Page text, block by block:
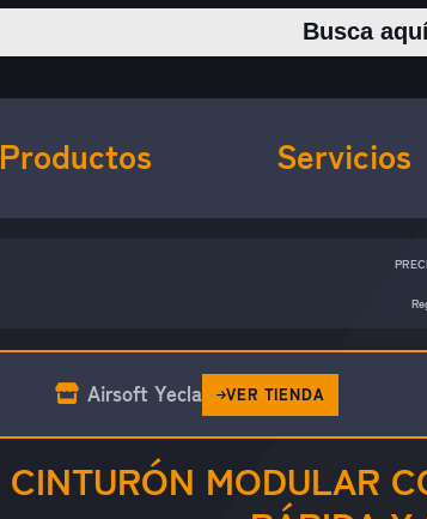
Productos Servicios
Airsoft Yecla VER TIENDA
CINTURÓN MODULAR